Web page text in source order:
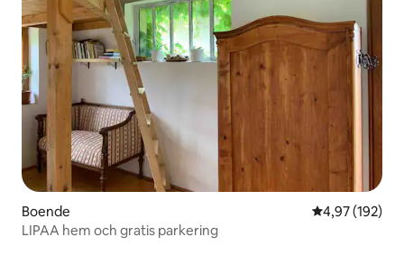
Boende 4,97 av 5 i
4,97 (192)
LIPAA hem och gratis parkering